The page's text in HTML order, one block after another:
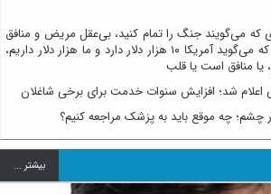
که می‌گویند جنگ را تمام کنید، بی‌عقل مریض و منافق
هستند/ این آدم بی‌عقلی که می‌گوید آمریکا ۱۰ هزار دلار دارد و ما هزار دلار داریم،
منافق است یا قلب
اعلام شد؛ افزایش سنوات خدمت برای برخی شاغلان
چشم؛ چه موقع باید به پزشک مراجعه کنیم؟
بيشتر ...